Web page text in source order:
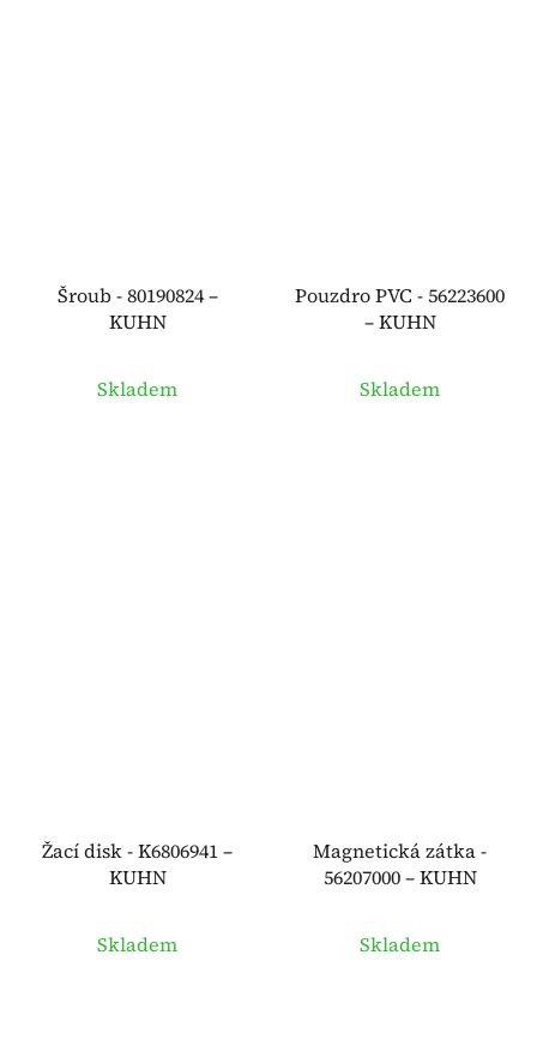
Šroub - 80190824 –
KUHN
Skladem
Pouzdro PVC - 56223600
– KUHN
Skladem
Žací disk - K6806941 –
KUHN
Skladem
Magnetická zátka -
56207000 – KUHN
Skladem